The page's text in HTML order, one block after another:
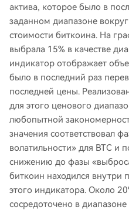
актива, которое было в
заданном диапазоне
стоимости биткоина. На
выбрала 15% в качестве
индикатор отображает
было в последний раз
последней цены.
для этого ценового
любопытной
значения соответствовал
волатильности» для BTC и
снижению до фазы
биткоин находился внутри
этого индикатора. Около
сосредоточено в диапазоне